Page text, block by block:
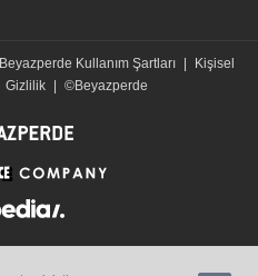
Beyazperde Kullanım Şartları
Kişisel
Gizlilik ©Beyazperde